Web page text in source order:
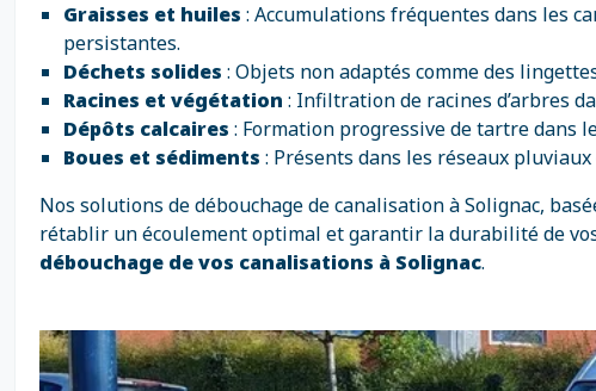
Graisses et huiles : Accumulations fréquentes dans les
persistantes.
Déchets solides : Objets non adaptés comme des
Racines et végétation : Infiltration de racines d’arbres
Dépôts calcaires : Formation progressive de tartre dans
Boues et sédiments : Présents dans les réseaux
Nos solutions de débouchage de canalisation à Solignac,
rétablir un écoulement optimal et garantir la durabilité de
débouchage de vos canalisations à Solignac.